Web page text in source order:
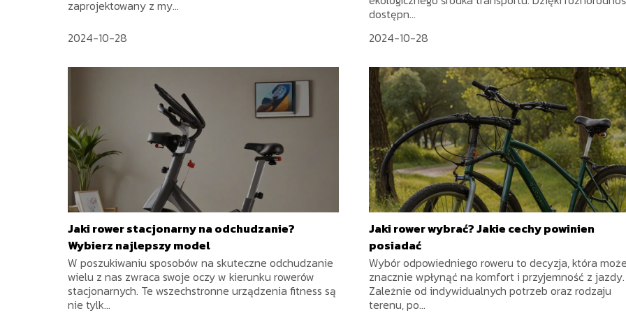
zaprojektowany z my...
2024-10-28
dostępn...
2024-10-28
Jaki rower stacjonarny na odchudzanie?
Wybierz najlepszy model
W poszukiwaniu sposobów na skuteczne odchudzanie
wielu z nas zwraca swoje oczy w kierunku rowerów
stacjonarnych. Te wszechstronne urządzenia fitness są
nie tylk...
Jaki rower wybrać? Jakie cechy powinien
posiadać
Wybór odpowiedniego roweru to decyzja, która
znacznie wpłynąć na komfort i przyjemność z jazdy.
Zależnie od indywidualnych potrzeb oraz rodzaju
terenu, po...